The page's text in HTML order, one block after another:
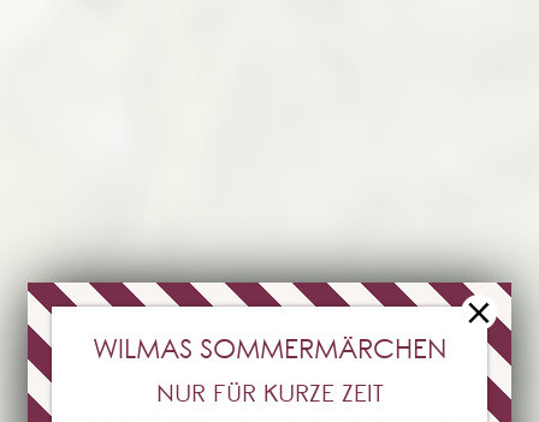
WILMAS SOMMERMÄRCHEN​​
NUR FÜR KURZE ZEIT